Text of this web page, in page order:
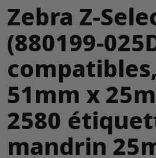
Zebra Z-
(880199-
51mm x
2580
mandrin